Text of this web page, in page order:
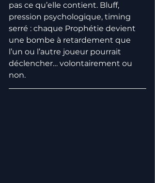
pas ce qu’elle contient. Bluff,
pression psychologique, timing
serré : chaque Prophétie devient
une bombe à retardement que
l’un ou l’autre joueur pourrait
déclencher… volontairement ou
non.